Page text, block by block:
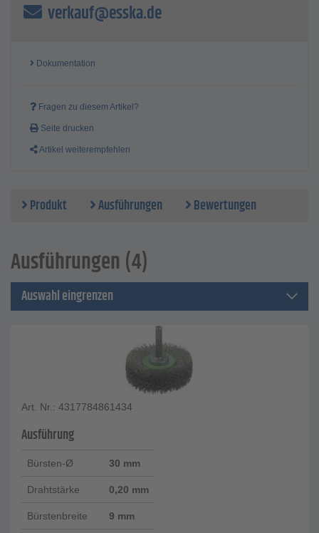
verkauf@esska.de
Dokumentation
Fragen zu diesem Artikel?
Seite drucken
Artikel weiterempfehlen
Produkt Ausführungen Bewertungen
Ausführungen (4)
Auswahl eingrenzen
Art. Nr.: 4317784861434
Ausführung
Bürsten-Ø 30 mm
Drahtstärke 0,20 mm
Bürstenbreite 9 mm